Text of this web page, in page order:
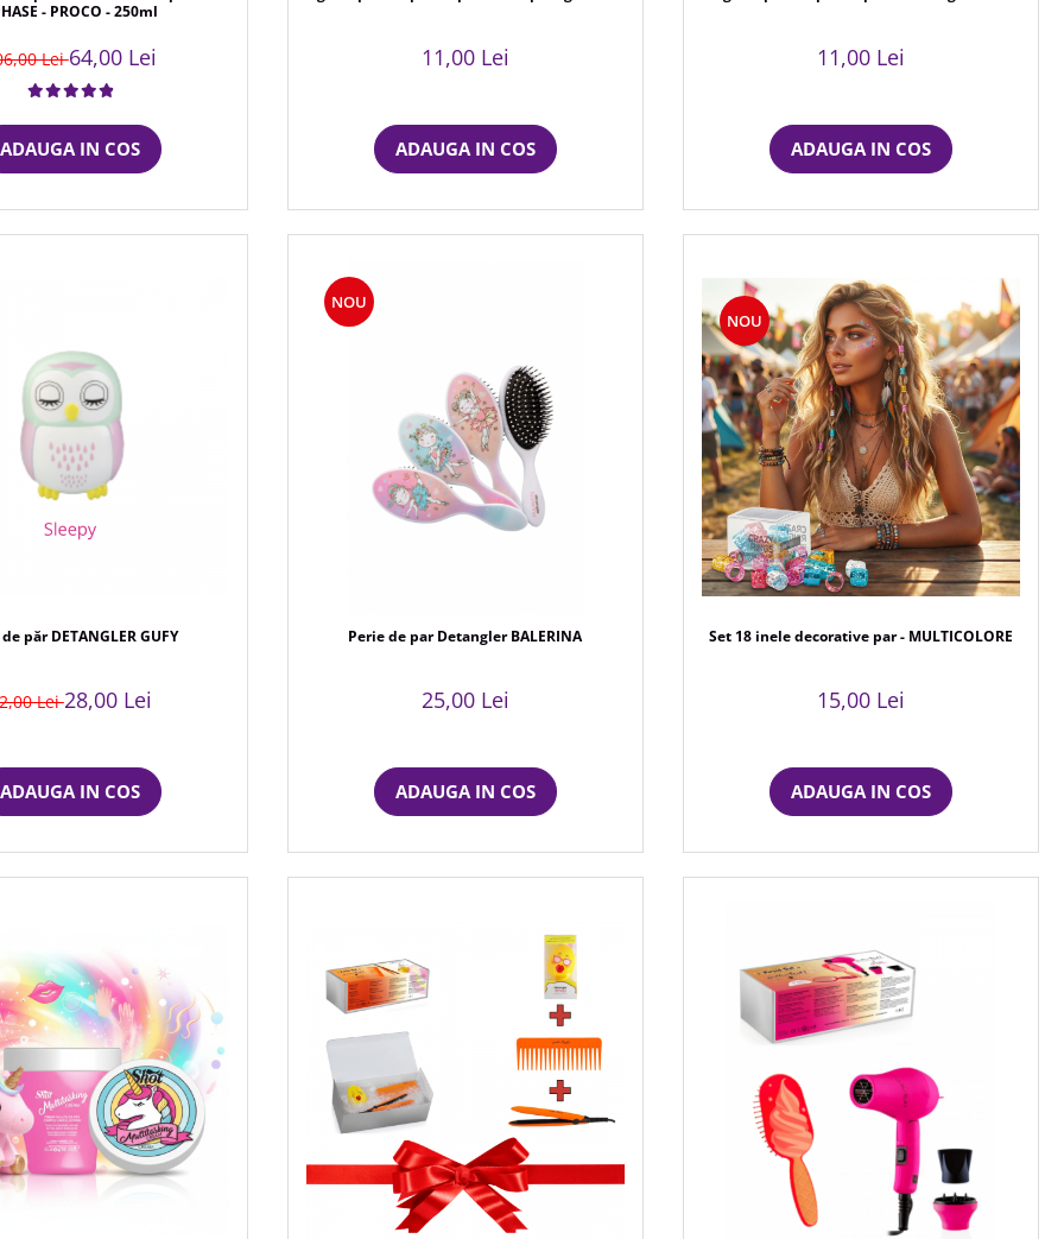
- PROCO - 250ml
Lei64,00 Lei
ADAUGA IN COS
11,00 Lei
ADAUGA IN COS
11,00 Lei
ADAUGA IN COS
păr DETANGLER GUFY
Lei28,00 Lei
ADAUGA IN COS
NOU
Perie de par Detangler BALERINA
25,00 Lei
ADAUGA IN COS
NOU
Set 18 inele decorative par - MULTICOLORE
15,00 Lei
ADAUGA IN COS